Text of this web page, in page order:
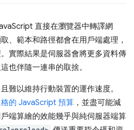
直接在瀏覽器中轉譯網
、範本和路徑都會在用戶端處理，
實際結果是伺服器會將更多資料傳
也伴隨一連串的取捨。
難以維持行動裝置的運作速度。
的 JavaScript 預算 ，並盡可能減
戶端算繪的效能幾乎與純伺服器端算